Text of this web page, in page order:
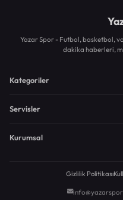
Yazar Spor - Futbol, basketbol,
dakika haberleri,
Kategoriler
Servisler
Kurumsal
Gizlilik Politikası